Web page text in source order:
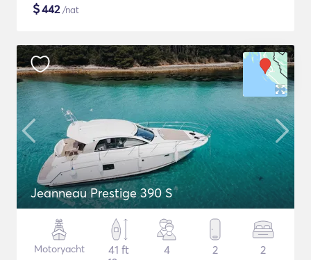
$442/nat
Jeanneau Prestige 390 S
Motoryacht
41 ft
4 2 2